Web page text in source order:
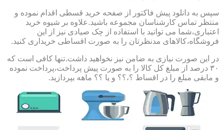
سپس به دانلود پیش فاکتور از صفحه خرید قسطی اقدام نموده و
منتظر تماس کارشناسان مجموعه باشید.علاوه بر شیوه خرید
اعتباری،شما می توانید با استفاده از چک صیادی نیز از این
فروشگاه،کالاهای مدنظرتان را به صورت اقساطی خریداری کنید.
در این صورت نیازی به ضامن نیز نخواهید داشت.تنها کافی است که
۳۰ درصد از مبلغ کل کالا را به صورت پیش پرداخت،پرداخت نموده
و مابقی مبلغ را در اقساط ؟،؟؟ و یا ؟؟ ماهه بپردازید.